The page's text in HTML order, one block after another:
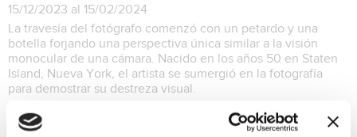
15/12/2023 al 15/02/2024
La travesía del fotógrafo comenzó con un petardo y una
botella forjando una perspectiva única similar a la visión
monocular de una cámara. Nacido en los años 50 en Staten
Island, Nueva York, el artista se sumergió en la fotografía
para demostrar su destreza visual.
Exposiciones